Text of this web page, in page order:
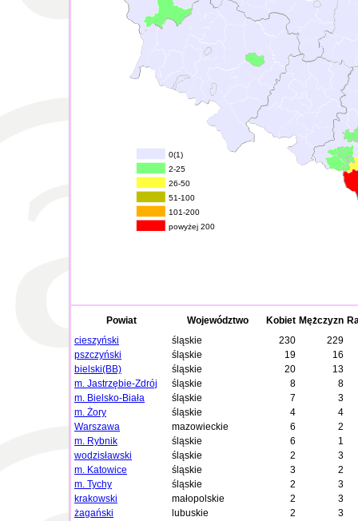
0(1)
2-25
26-50
51-100
101-200
powyżej 200
Powiat Województwo Kobiet Mężczyzn
cieszyński
śląskie 230
229
pszczyński
śląskie 19
16
bielski(BB)
śląskie 20
13
m. Jastrzębie-Zdrój
śląskie 8
8
m. Bielsko-Biała
śląskie 7
3
m. Żory
śląskie 4
4
Warszawa
mazowieckie 6
2
m. Rybnik
śląskie 6
1
wodzisławski
śląskie 2
3
m. Katowice
śląskie 3
2
m. Tychy
śląskie 2
3
krakowski
małopolskie 2
3
żagański
lubuskie 2
3